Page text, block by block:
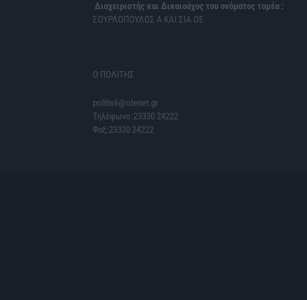
Διαχειριστής και Δικαιούχος του ονόματος τομέα :
ΣΟΥΡΛΟΠΟΥΛΟΣ Α ΚΑΙ ΣΙΑ ΟΕ
Ο ΠΟΛΙΤΗΣ
politis6@otenet.gr
Τηλέφωνο:23330 24222
Φαξ:23330 24222